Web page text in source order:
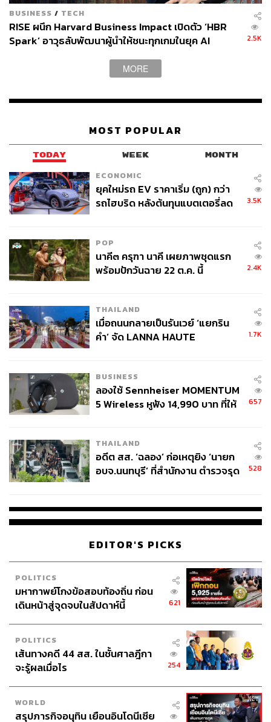
BUSINESS / TECH
RISE ผนึก Harvard Business Impact เปิดตัว ‘HBR
Spark’ อาวุธลับพัฒนาผู้นำให้ชนะทุกเกมในยุค AI
2.5K
MORE
MOST POPULAR
TODAY WEEK MONTH
ECONOMIC
ยุคใหม่รถ EV ราคาเริ่ม (ถูก) กว่า
รถไฮบริด หลังต้นทุนแบตเตอรี่ลด
3.5K
POP
นาคี๓ ครุฑา นาคี เผยภาพชุดแรก
พร้อมปักวันฉาย 22 ต.ค. นี้
2.4K
THAILAND
เมื่อถนนกลายเป็นรันเวย์ ‘แยกริน
คำ’ จัด LANNA HAUTE
1.7K
BUSINESS
ลองใช้ Sennheiser MOMENTUM
5 Wireless หูฟัง 14,990 บาท ที่ให้
657
THAILAND
อดีต สส. ‘ฉลอง’ ก่อเหตุยิง ‘นายก
อบจ.นนทบุรี’ ที่สำนักงาน ตำรวจรุด
528
EDITOR'S PICKS
POLITICS
มหากาพย์โกงข้อสอบท้องถิ่น ก่อน
เดินหน้าสู่จุดจบในสัปดาห์นี้
621
POLITICS
เส้นทางคดี 44 สส. ในชั้นศาลฎีกา
จะรู้ผลเมื่อไร
254
WORLD
สรุปภารกิจอนุทิน เยือนอินโดนีเซีย